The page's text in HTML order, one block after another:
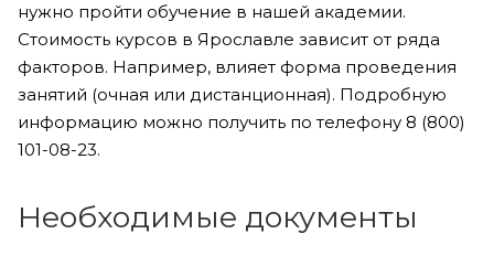
нужно пройти обучение в нашей академии.
Стоимость курсов в Ярославле зависит от ряда
факторов. Например, влияет форма проведения
занятий (очная или дистанционная). Подробную
информацию можно получить по телефону 8 (800)
101-08-23.
Необходимые документы